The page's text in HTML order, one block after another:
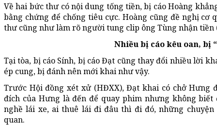
Về hai bức thư có nội dung tống tiền, bị cáo Hoàng
bằng chứng để chống tiêu cực. Hoàng cũng đề nghị cơ
thư cũng như làm rõ người tung clip ông Tùng nhận tiền
Nhiều bị cáo kêu oan, bị
Tại tòa, bị cáo Sính, bị cáo Đạt cũng thay đổi nhiều lời
ép cung, bị đánh nên mới khai như vậy.
Trước Hội đồng xét xử (HĐXX), Đạt khai có chở Hưng
đích của Hưng là đến để quay phim nhưng không
nghề lái xe, ai thuê lái đi đâu thì đi đó, những
quan.